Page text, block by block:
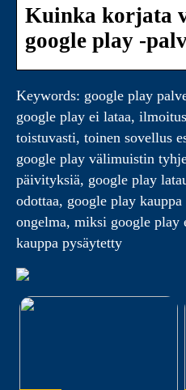
Kuinka korjata
google play -
Keywords: google play
google play ei lataa,
toistuvasti, toinen sovellus
google play välimuistin
päivityksiä, google play
odottaa, google play
ongelma, miksi google play
kauppa pysäytetty